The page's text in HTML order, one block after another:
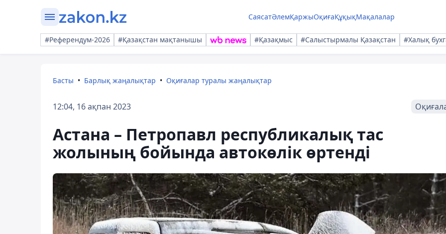
СаясатӘлемҚаржыОқиғаҚұқықМақалалар
#Референдум-2026 #Қазақстан мақтанышы #Қазақмыс #Салыстырмалы Қазақстан #Халық
Басты Барлық жаңалықтар Оқиғалар туралы жаңалықтар
12:04, 16 ақпан 2023
Астана – Петропавл республикалық тас
жолының бойында автокөлік өртенді